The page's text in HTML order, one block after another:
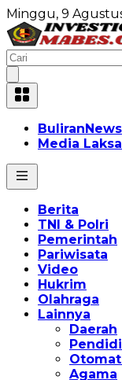
Minggu, 9
BuliranNews
Media
Berita
TNI & Polri
Pemerintah
Pariwisata
Video
Hukrim
Olahraga
Lainnya
Daerah
Agama